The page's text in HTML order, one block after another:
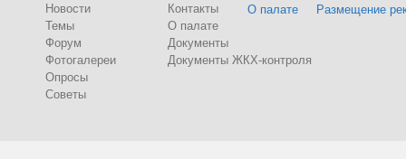
Новости
Темы
Форум
Фотогалереи
Опросы
Советы
Контакты
О палате
Документы
Документы ЖКХ-контроля
О палате Размещение